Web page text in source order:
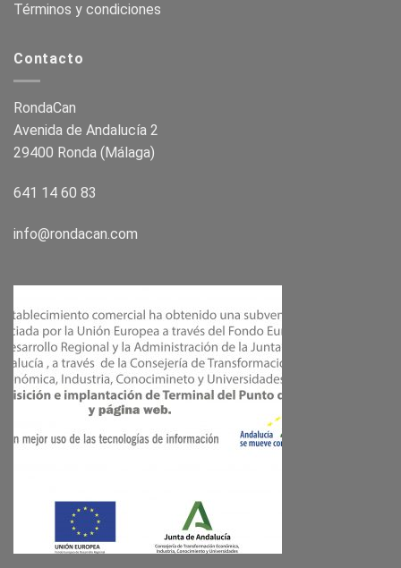
Términos y condiciones
Contacto
RondaCan
Avenida de Andalucía 2
29400 Ronda (Málaga)
641 14 60 83
info@rondacan.com